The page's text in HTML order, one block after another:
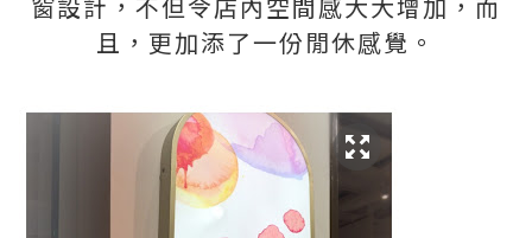
且，更加添了一份閒休感覺。